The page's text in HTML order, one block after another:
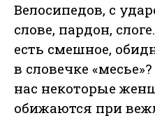
Велосипедов, с
слове, пардон,
есть смешное,
в словечке
нас некоторые
обижаются при